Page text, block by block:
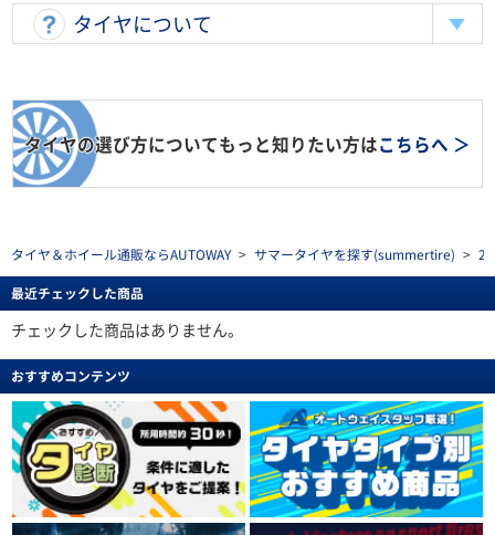
タイヤについて
タイヤの選び方についてもっと知りたい方はこちらへ ＞
タイヤ＆ホイール通販ならAUTOWAY > サマータイヤを探す(summertire) >
最近チェックした商品
チェックした商品はありません。
おすすめコンテンツ